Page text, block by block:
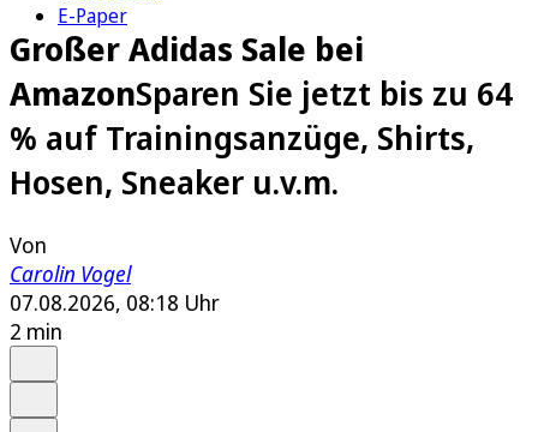
E-Paper
Großer Adidas Sale bei
AmazonSparen Sie jetzt bis zu 64
% auf Trainingsanzüge, Shirts,
Hosen, Sneaker u.v.m.
Von
Carolin Vogel
07.08.2026, 08:18 Uhr
2 min